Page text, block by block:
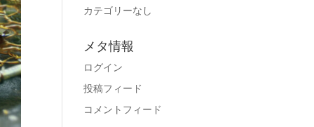
カテゴリーなし
メタ情報
ログイン
投稿フィード
コメントフィード